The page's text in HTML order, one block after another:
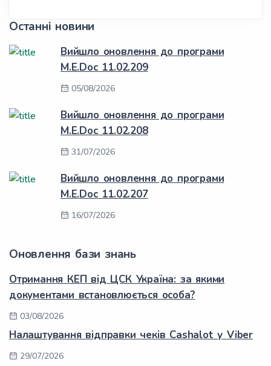
Останні новини
Вийшло оновлення до програми
M.E.Doc 11.02.209
05/08/2026
Вийшло оновлення до програми
M.E.Doc 11.02.208
31/07/2026
Вийшло оновлення до програми
M.E.Doc 11.02.207
16/07/2026
Оновлення бази знань
Отримання КЕП від ЦСК Україна: за якими
документами встановлюється особа?
03/08/2026
Налаштування відправки чеків Cashalot у Viber
29/07/2026